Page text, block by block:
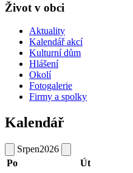
Život v obci
Aktuality
Kalendář akcí
Kulturní dům
Hlášení
Okolí
Fotogalerie
Firmy a spolky
Kalendář
Srpen2026
Po
Út